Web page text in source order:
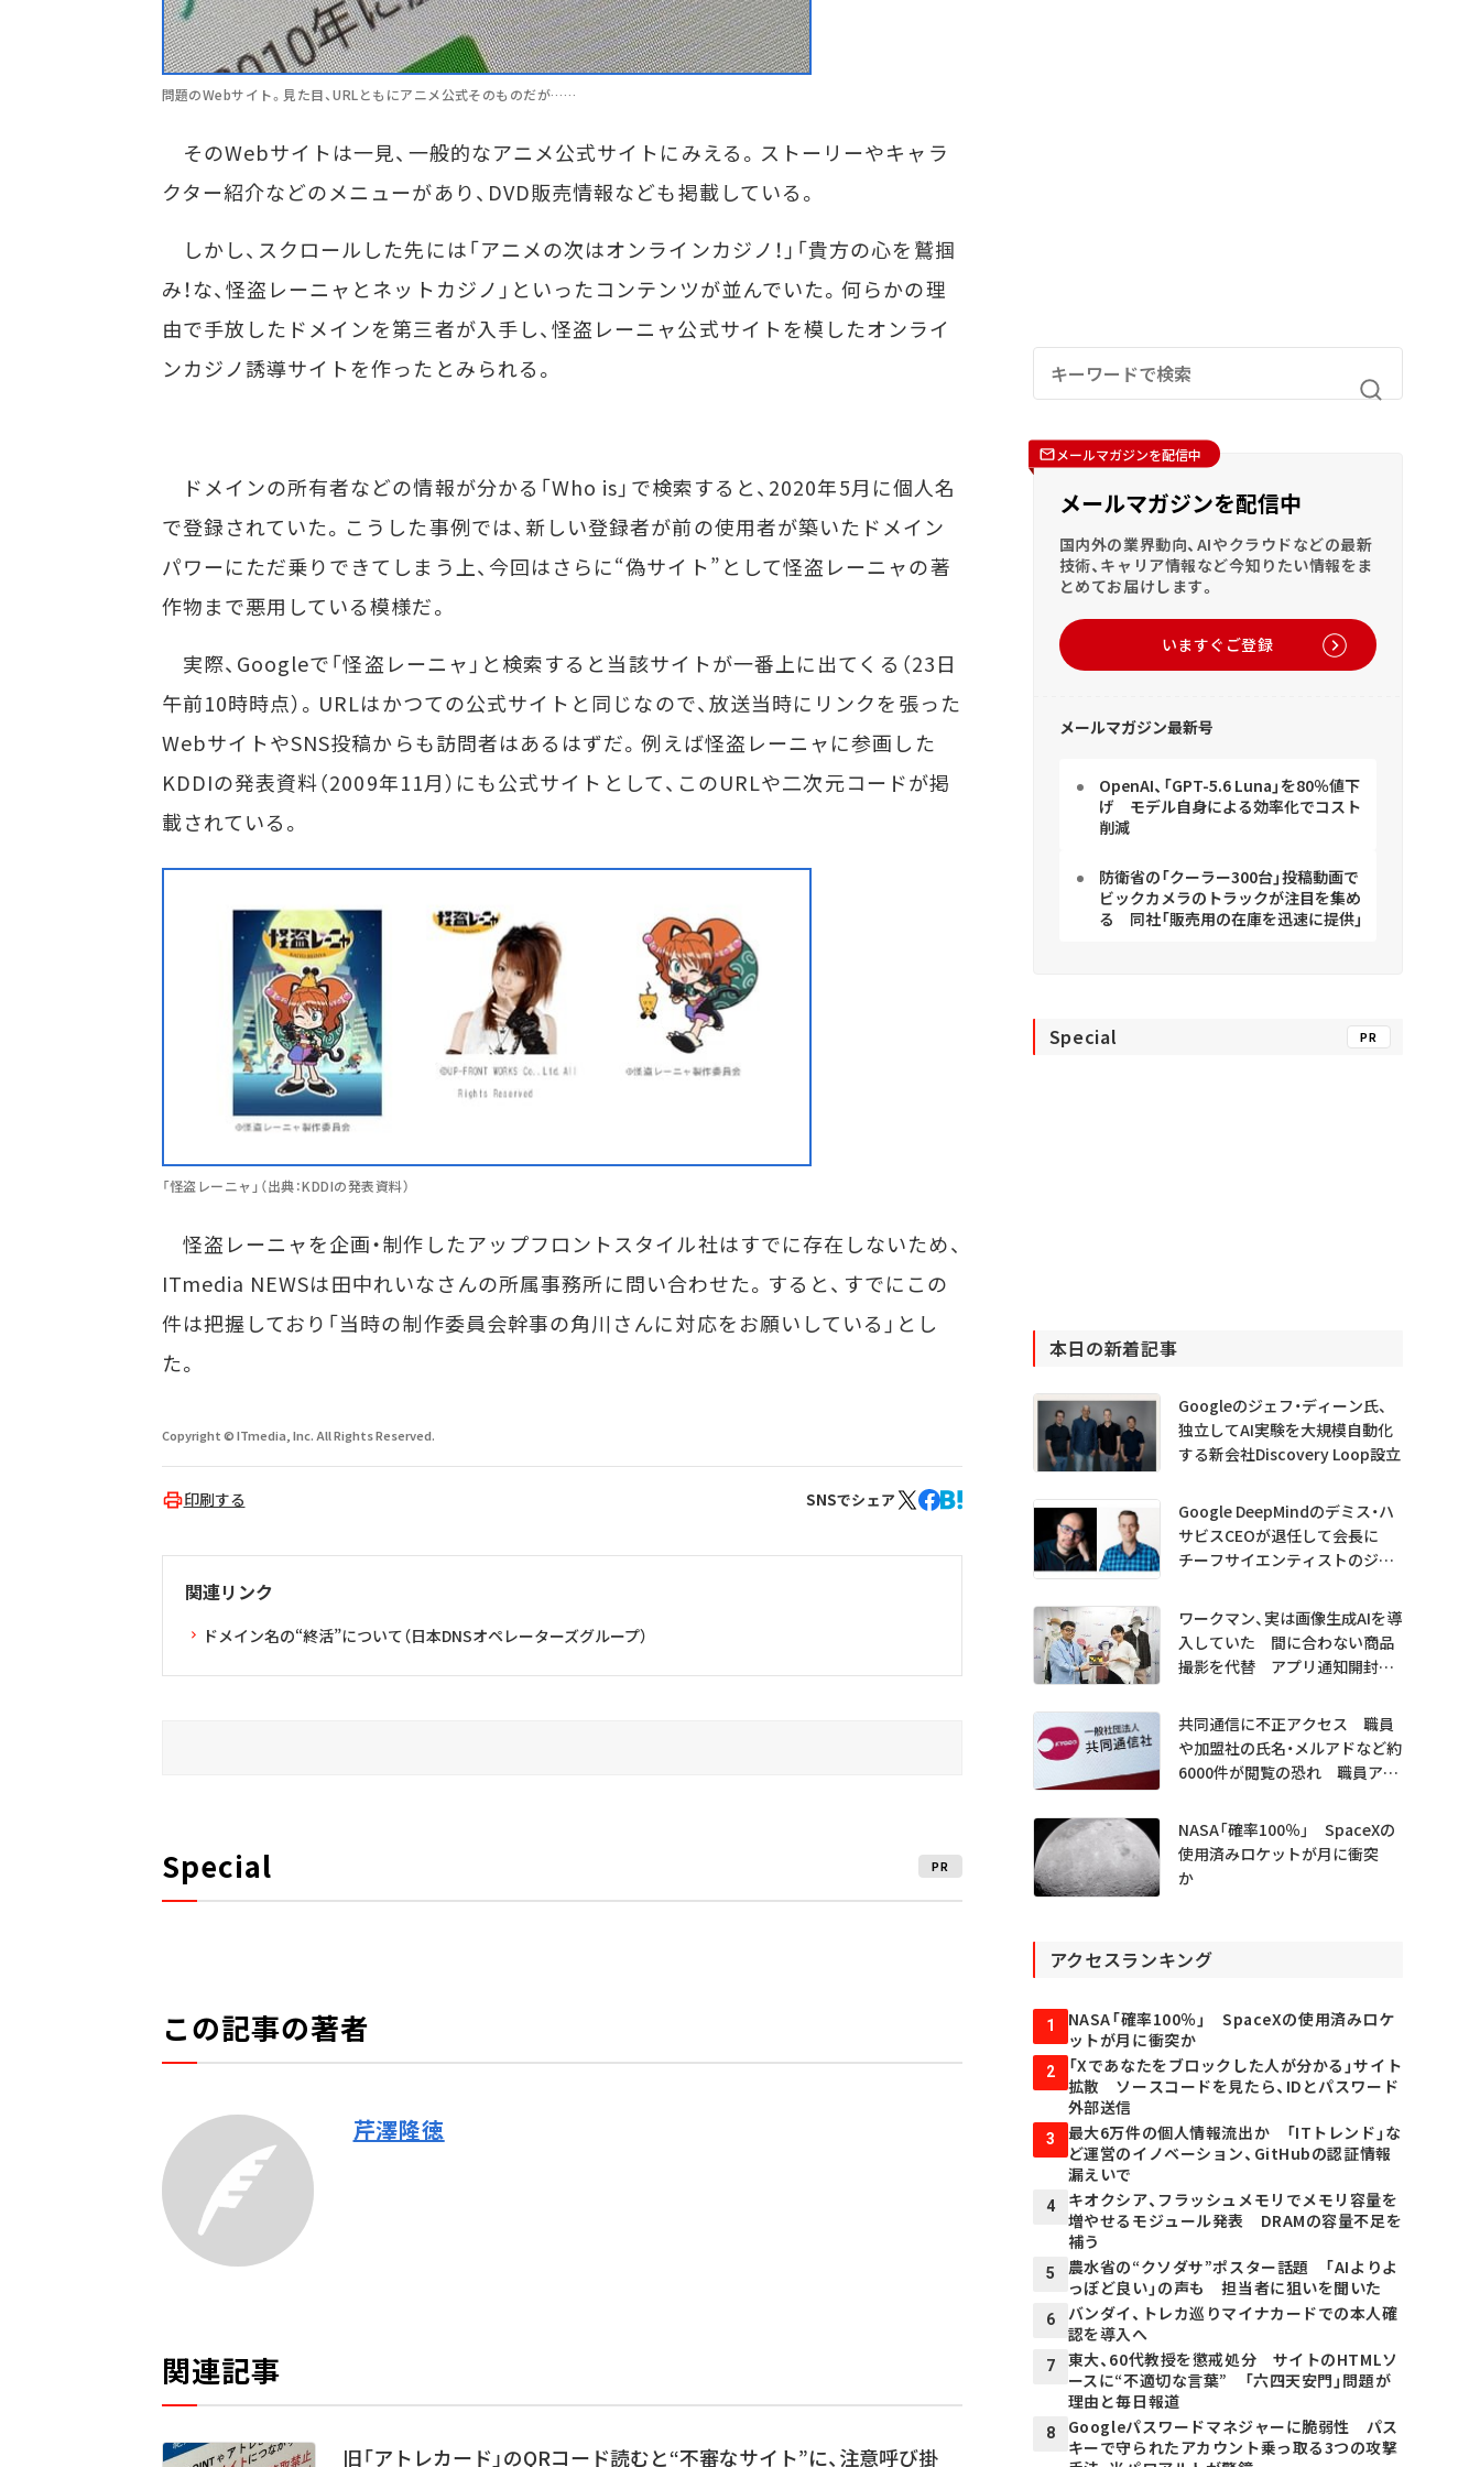
問題のWebサイト。見た目、URLともにアニメ公式そのものだが……
そのWebサイトは一見、一般的なアニメ公式サイトにみえる。ストーリーやキャラ
クター紹介などのメニューがあり、DVD販売情報なども掲載している。
しかし、スクロールした先には「アニメの次はオンラインカジノ！」「貴方の心を鷲掴
み！な、怪盗レーニャとネットカジノ」といったコンテンツが並んでいた。何らかの理
由で手放したドメインを第三者が入手し、怪盗レーニャ公式サイトを模したオンライ
ンカジノ誘導サイトを作ったとみられる。
ドメインの所有者などの情報が分かる「Who is」で検索すると、2020年5月に個人名
で登録されていた。こうした事例では、新しい登録者が前の使用者が築いたドメイン
パワーにただ乗りできてしまう上、今回はさらに“偽サイト”として怪盗レーニャの著
作物まで悪用している模様だ。
実際、Googleで「怪盗レーニャ」と検索すると当該サイトが一番上に出てくる（23日
午前10時時点）。URLはかつての公式サイトと同じなので、放送当時にリンクを張った
WebサイトやSNS投稿からも訪問者はあるはずだ。例えば怪盗レーニャに参画した
KDDIの発表資料（2009年11月）にも公式サイトとして、このURLや二次元コードが掲
載されている。
「怪盗レーニャ」（出典：KDDIの発表資料）
怪盗レーニャを企画・制作したアップフロントスタイル社はすでに存在しないため、
ITmedia NEWSは田中れいなさんの所属事務所に問い合わせた。すると、すでにこの
件は把握しており「当時の制作委員会幹事の角川さんに対応をお願いしている」とし
た。
Copyright © ITmedia, Inc. All Rights Reserved.
印刷する SNSでシェア
関連リンク
ドメイン名の“終活”について（日本DNSオペレーターズグループ）
Special PR
この記事の著者
芹澤隆徳
関連記事
旧「アトレカード」のQRコード読むと“不審なサイト”に、注意呼び掛
メールマガジンを配信中
メールマガジンを配信中
国内外の業界動向、AIやクラウドなどの最新
技術、キャリア情報など今知りたい情報をま
とめてお届けします。
いますぐご登録
メールマガジン最新号
OpenAI、「GPT-5.6 Luna」を80％値下
げ モデル自身による効率化でコスト
削減
防衛省の「クーラー300台」投稿動画で
ビックカメラのトラックが注目を集め
る 同社「販売用の在庫を迅速に提供」
Special PR
本日の新着記事
Googleのジェフ・ディーン氏、
独立してAI実験を大規模自動化
する新会社Discovery Loop設立
Google DeepMindのデミス・ハ
サビスCEOが退任して会長に
チーフサイエンティストのジェ
ワークマン、実は画像生成AIを導
入していた 間に合わない商品
撮影を代替 アプリ通知開封も
共同通信に不正アクセス 職員
や加盟社の氏名・メルアドなど約
6000件が閲覧の恐れ 職員アカ
NASA「確率100％」 SpaceXの
使用済みロケットが月に衝突
か
アクセスランキング
1
NASA「確率100％」 SpaceXの使用済みロケ
ットが月に衝突か
2
「Xであなたをブロックした人が分かる」サイト
拡散 ソースコードを見たら、IDとパスワード
外部送信
3
最大6万件の個人情報流出か 「ITトレンド」な
ど運営のイノベーション、GitHubの認証情報
漏えいで
4
キオクシア、フラッシュメモリでメモリ容量を
増やせるモジュール発表 DRAMの容量不足を
補う
5
農水省の“クソダサ”ポスター話題 「AIよりよ
っぽど良い」の声も 担当者に狙いを聞いた
6
バンダイ、トレカ巡りマイナカードでの本人確
認を導入へ
7
東大、60代教授を懲戒処分 サイトのHTMLソ
ースに“不適切な言葉” 「六四天安門」問題が
理由と毎日報道
8
Googleパスワードマネジャーに脆弱性 パス
キーで守られたアカウント乗っ取る3つの攻撃